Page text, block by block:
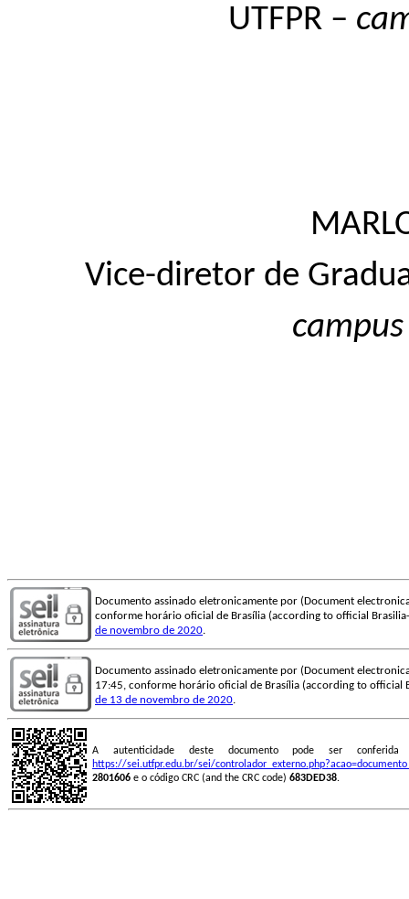
UTFPR –
Vice-diretor de
campus
Documento assinado eletronicamente por (Document
conforme horário oficial de Brasília (according to official
de novembro de 2020.
Documento assinado eletronicamente por (Document
17:45, conforme horário oficial de Brasília (according to official
de 13 de novembro de 2020.
A autenticidade deste documento pode ser
https://sei.utfpr.edu.br/sei/
2801606 e o código CRC (and the CRC code) 683DED38.